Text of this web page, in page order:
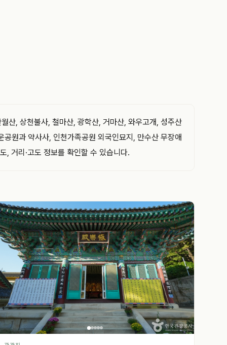
산, 상천불사, 철마산, 광학산, 거마산, 와우고개, 성주산
원과 약사사, 인천가족공원 외국인묘지, 만수산 무장애
, 거리·고도 정보를 확인할 수 있습니다.